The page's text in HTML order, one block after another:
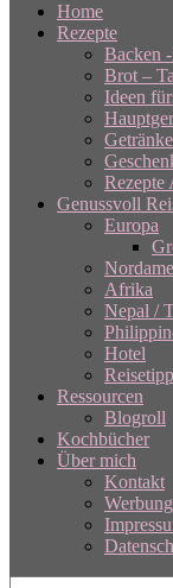
Home
Rezepte
Backen
Brot –
Ideen
Getränke
Rezepte
Genussvoll
Europa
Afrika
Nepal /
Hotel
Ressourcen
Blogroll
Kochbücher
Über mich
Kontakt